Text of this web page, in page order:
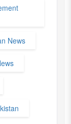
News